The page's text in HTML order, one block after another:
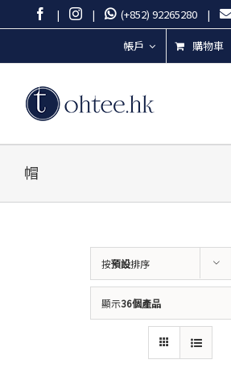
to
Facebook
| Instagram
| (+852) 92265280 |
帳戶 購物車
帽
按預設排序
顯示36個產品